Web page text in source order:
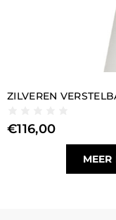
ZILVEREN
€116,00